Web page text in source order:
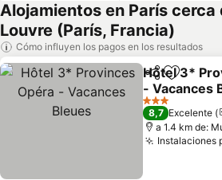
Alojamientos en París cerca
Louvre (París, Francia)
Cómo influyen los pagos en los resultados
CompartirAñadir
Hôtel 3*
- Vacances
Ver precios
3 Estrellas
8,7 Excelente
a 1.4 km de:
Instalaciones